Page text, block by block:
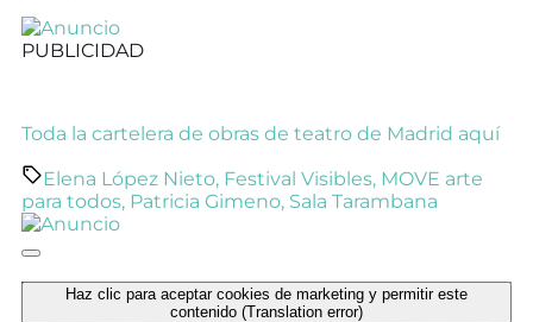
PUBLICIDAD
Toda la cartelera de obras de teatro de Madrid aquí
Elena López Nieto, Festival Visibles, MOVE arte
para todos, Patricia Gimeno, Sala Tarambana
Haz clic para aceptar cookies de marketing y permitir este
contenido (Translation error)